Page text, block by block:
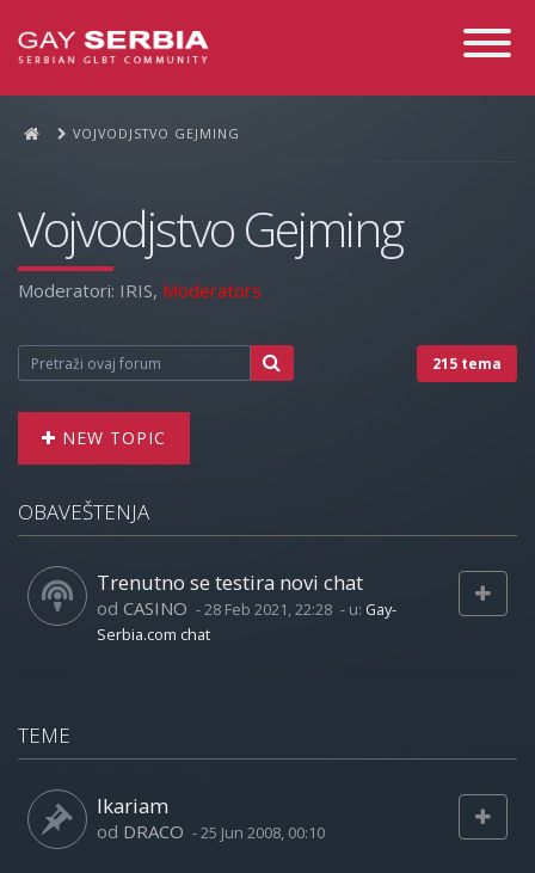
Toggle
VOJVODJSTVO GEJMING
Vojvodjstvo Gejming
Moderatori: IRIS, Moderators
215 tema
NEW TOPIC
OBAVEŠTENJA
Trenutno se testira novi chat
od CASINO -28 Feb 2021, 22:28 - u: Gay-
Serbia.com chat
TEME
Ikariam
od DRACO -25 Jun 2008, 00:10